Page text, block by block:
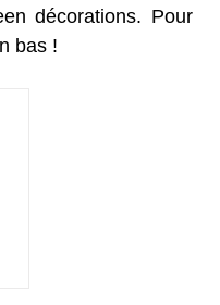
décorations. Pour
bas !